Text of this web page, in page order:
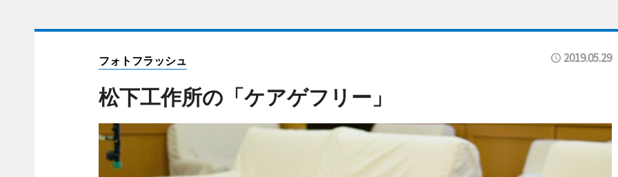
フォトフラッシュ 2019.05.29
松下工作所の「ケアゲフリー」